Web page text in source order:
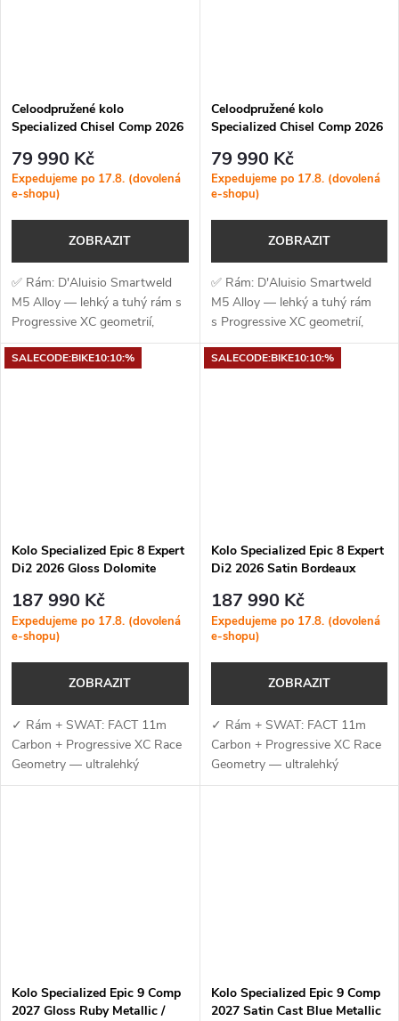
Celoodpružené kolo
Specialized Chisel Comp 2026
79 990 Kč
Expedujeme po 17.8. (dovolená
e-shopu)
ZOBRAZIT
✅ Rám: D'Aluisio Smartweld
M5 Alloy — lehký a tuhý rám s
Progressive XC geometrií,
110mm zadního zdvihu a
vnitřním vedením kabeláže ✅
Celoodpružené kolo
Specialized Chisel Comp 2026
Dust
79 990 Kč
Expedujeme po 17.8. (dovolená
e-shopu)
ZOBRAZIT
✅ Rám: D'Aluisio Smartweld
M5 Alloy — lehký a tuhý rám
s Progressive XC geometrií,
110mm zadního zdvihu a
vnitřním vedením
SALECODE:BIKE10:10:%
Kolo Specialized Epic 8 Expert
Di2 2026 Gloss Dolomite
187 990 Kč
Expedujeme po 17.8. (dovolená
e-shopu)
ZOBRAZIT
✓ Rám + SWAT: FACT 11m
Carbon + Progressive XC Race
Geometry — ultralehký
karbonový rám s technologií
SALECODE:BIKE10:10:%
Kolo Specialized Epic 8 Expert
Di2 2026 Satin Bordeaux
187 990 Kč
Expedujeme po 17.8. (dovolená
e-shopu)
ZOBRAZIT
✓ Rám + SWAT: FACT 11m
Carbon + Progressive XC Race
Geometry — ultralehký
karbonový rám s technologií
Kolo Specialized Epic 9 Comp
2027 Gloss Ruby Metallic /
Kolo Specialized Epic 9 Comp
2027 Satin Cast Blue Metallic